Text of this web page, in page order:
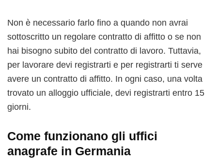
Non è necessario farlo fino a quando non avrai
sottoscritto un regolare contratto di affitto o se non
hai bisogno subito del contratto di lavoro. Tuttavia,
per lavorare devi registrarti e per registrarti ti serve
avere un contratto di affitto. In ogni caso, una volta
trovato un alloggio ufficiale, devi registrarti entro 15
giorni.
Come funzionano gli uffici
anagrafe in Germania